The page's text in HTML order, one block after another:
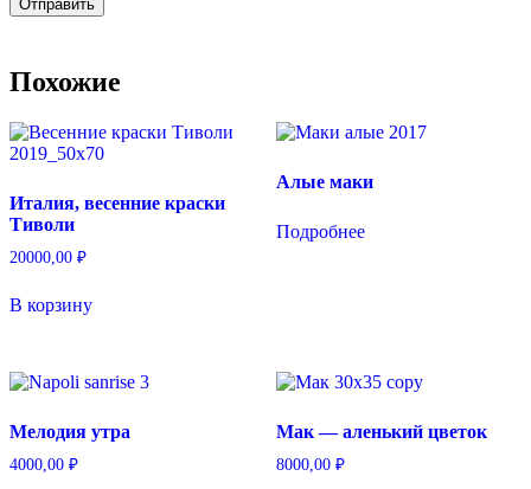
Похожие
Италия, весенние краски
Тиволи
20000,00 ₽
В корзину
Алые маки
Подробнее
Мелодия утра
4000,00 ₽
Мак — аленький цветок
8000,00 ₽